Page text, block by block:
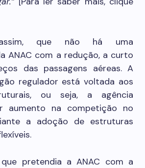
assim, que não há uma
ANAC com a redução, a curto
das passagens aéreas. A
regulador está voltada aos
ou seja, a agência
aumento na competição no
a adoção de estruturas
pretendia a ANAC com a